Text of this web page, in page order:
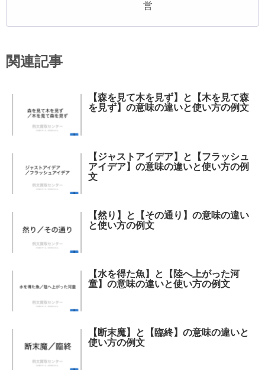
営
関連記事
【森を見て木を見ず】と【木を見て森
を見ず】の意味の違いと使い方の例文
【ジャストアイデア】と【フラッシュ
アイデア】の意味の違いと使い方の例
文
【然り】と【その通り】の意味の違い
と使い方の例文
【水を得た魚】と【陸へ上がった河
童】の意味の違いと使い方の例文
【断末魔】と【臨終】の意味の違いと
使い方の例文